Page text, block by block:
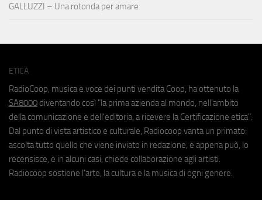
GALLUZZI – Una rotonda per amare
ETICA
RadioCoop, musica e voce dei punti vendita Coop, ha ottenuto la
SA8000 diventando così "la prima azienda al mondo, nell'ambito
della comunicazione e dell'editoria, a ricevere la Certificazione etica".
Dal punto di vista artistico e culturale, Radiocoop vanta un primato:
ascolta tutto quello che viene inviato in redazione, e appena può, lo
recensisce, e in alcuni casi, chiede collaborazione agli artisti.
Radiocoop sostiene l'arte, la cultura e la musica di ogni genere.